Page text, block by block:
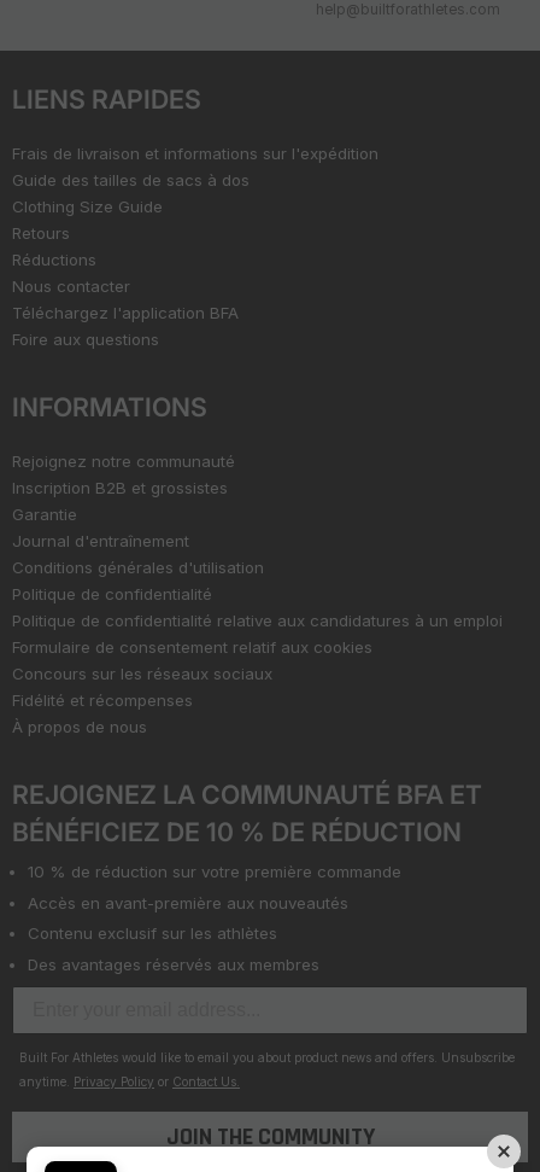
help@builtforathletes.com
LIENS RAPIDES
Frais de livraison et informations sur l'expédition
Guide des tailles de sacs à dos
Clothing Size Guide
Retours
Réductions
Nous contacter
Téléchargez l'application BFA
Foire aux questions
INFORMATIONS
Rejoignez notre communauté
Inscription B2B et grossistes
Garantie
Journal d'entraînement
Conditions générales d'utilisation
Politique de confidentialité
Politique de confidentialité relative aux candidatures à un emploi
Formulaire de consentement relatif aux cookies
Concours sur les réseaux sociaux
Fidélité et récompenses
À propos de nous
REJOIGNEZ LA COMMUNAUTÉ BFA ET
BÉNÉFICIEZ DE 10 % DE RÉDUCTION
10 % de réduction sur votre première commande
Accès en avant-première aux nouveautés
Contenu exclusif sur les athlètes
Des avantages réservés aux membres
Built For Athletes would like to email you about product news and offers. Unsubscribe
anytime. Privacy Policy or Contact Us.
JOIN THE COMMUNITY